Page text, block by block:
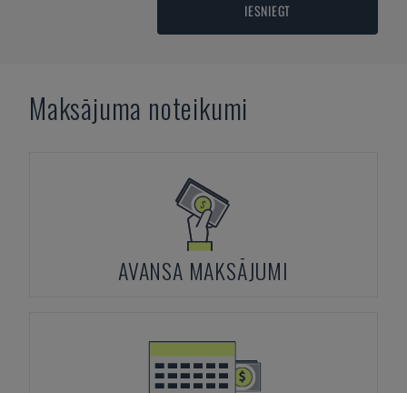
IESNIEGT
Maksājuma noteikumi
AVANSA MAKSĀJUMI